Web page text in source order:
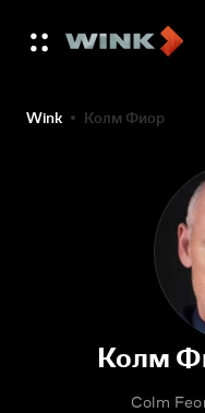
Wink Колм Фиор
Колм
Colm